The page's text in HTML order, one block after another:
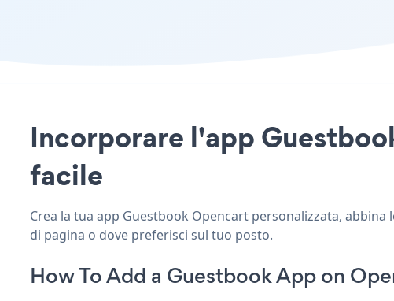
Incorporare l'app
facile
Crea la tua app Guestbook Opencart personalizzata,
di pagina o dove preferisci sul tuo posto.
How To Add a Guestbook App on